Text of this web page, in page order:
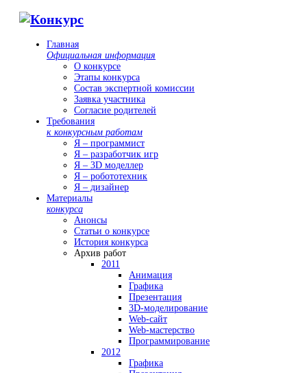
Главная
Официальная информация
О конкурсе
Этапы конкурса
Состав экспертной комиссии
Заявка участника
Согласие родителей
Требования
к конкурсным работам
Я – программист
Я – разработчик игр
Я – 3D моделлер
Я – робототехник
Я – дизайнер
Материалы
конкурса
Анонсы
Статьи о конкурсе
История конкурса
Архив работ
2011
Анимация
Графика
Презентация
3D-моделирование
Web-сайт
Web-мастерство
Программирование
2012
Графика